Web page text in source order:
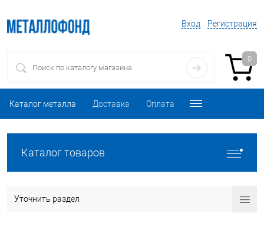
Вход Регистрация
0
Каталог металла Доставка Оплата
Каталог товаров
Уточнить раздел